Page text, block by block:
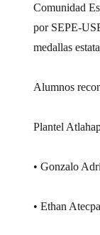
Comunidad
por SEPE-
medallas
Alumnos
Plantel
• Gonzalo
• Ethan